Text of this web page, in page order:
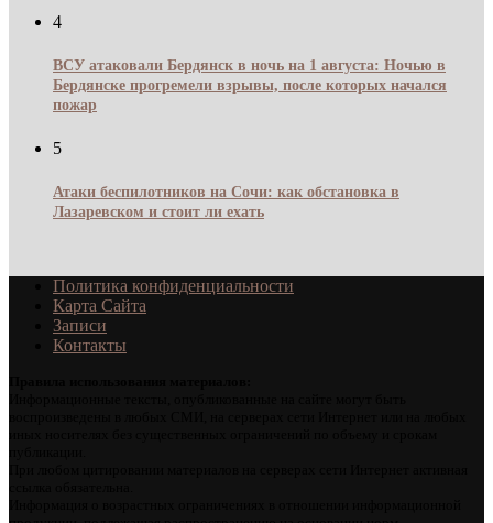
4
ВСУ атаковали Бердянск в ночь на 1 августа: Ночью в
Бердянске прогремели взрывы, после которых начался
пожар
5
Атаки беспилотников на Сочи: как обстановка в
Лазаревском и стоит ли ехать
Политика конфиденциальности
Карта Сайта
Записи
Контакты